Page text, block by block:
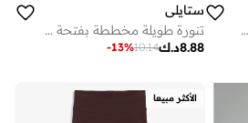
قميص بأكمام طويلة وخطوط رفيعة
ستايلي
تنورة طويلة مخططة بفتحة أمامية
د.ك8.88
10.14
-13%
الأكثر مبيعا